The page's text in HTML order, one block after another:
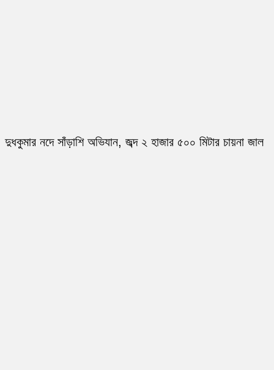
দুধকুমার নদে সাঁড়াশি অভিযান, জব্দ ২ হাজার ৫০০ মিটার চায়না জাল